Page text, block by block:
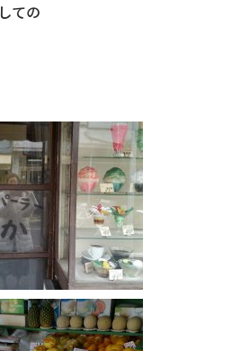
ての